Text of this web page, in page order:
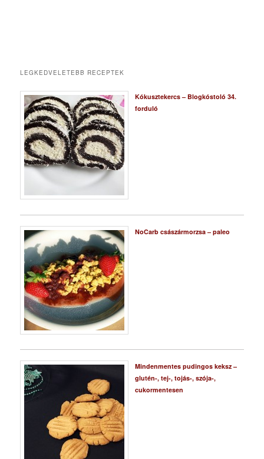
LEGKEDVELETEBB RECEPTEK
Kókusztekercs – Blogkóstoló 34.
forduló
NoCarb császármorzsa – paleo
Mindenmentes pudingos keksz –
glutén-, tej-, tojás-, szója-,
cukormentesen